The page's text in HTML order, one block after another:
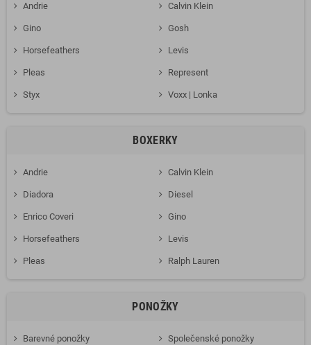
Andrie Calvin Klein
Gino Gosh
Horsefeathers Levis
Pleas Represent
Styx Voxx | Lonka
BOXERKY
Andrie Calvin Klein
Diadora Diesel
Enrico Coveri Gino
Horsefeathers Levis
Pleas Ralph Lauren
PONOŽKY
Barevné ponožky Společenské ponožky